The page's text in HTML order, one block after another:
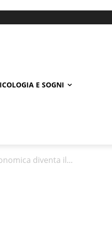
E SOGNI
diventa il...